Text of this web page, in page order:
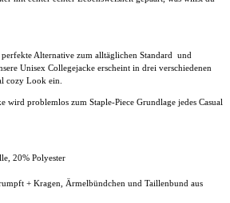
Alternative zum alltäglichen Standard und
Unisex Collegejacke erscheint in drei verschiedenen
cozy Look ein.
wird problemlos zum Staple-Piece Grundlage jedes Casual
20% Polyester
+ Kragen, Ärmelbündchen und Taillenbund aus